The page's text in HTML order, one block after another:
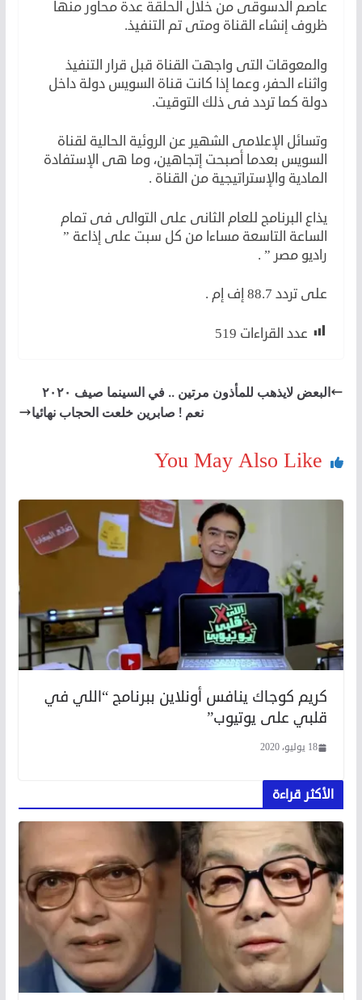
عاصم الدسوقى من خلال الحلقة عدة محاور منها
ظروف إنشاء القناة ومتى تم التنفيذ.
والمعوقات التى واجهت القناة قبل قرار التنفيذ
واثناء الحفر، وعما إذا كانت قناة السويس دولة داخل
دولة كما تردد فى ذلك التوقيت.
وتسائل الإعلامى الشهير عن الروئية الحالية لقناة
السويس بعدما أصبحت إتجاهين، وما هى الإستفادة
المادية والإستراتيجية من القناة .
يذاع البرنامج للعام الثانى على التوالى فى تمام
الساعة التاسعة مساءا من كل سبت على إذاعة ”
راديو مصر ” .
على تردد 88.7 إف إم .
عدد القراءات 519
البعض لايذهب للمأذون مرتين .. في السينما صيف ٢٠٢٠
نعم ! صابرين خلعت الحجاب نهائيا
You May Also Like
كريم كوجاك ينافس أونلاين ببرنامج “اللي في
قلبي على يوتيوب”
18 يوليو، 2020
الأكثر قراءة